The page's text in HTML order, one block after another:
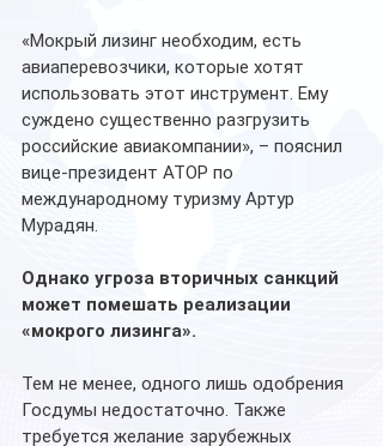
«Мокрый лизинг необходим, есть
авиаперевозчики, которые хотят
использовать этот инструмент. Ему
суждено существенно разгрузить
российские авиакомпании», – пояснил
вице-президент АТОР по
международному туризму Артур
Мурадян.
Однако угроза вторичных санкций
может помешать реализации
«мокрого лизинга».
Тем не менее, одного лишь одобрения
Госдумы недостаточно. Также
требуется желание зарубежных